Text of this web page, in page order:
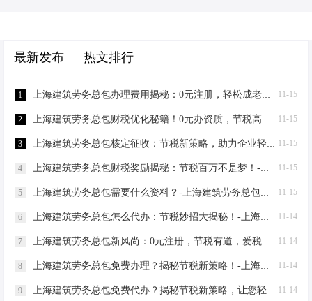
最新发布 热文排行
11-15
1 上海建筑劳务总包办理费用揭秘：0元注册，轻松成老板！-上海建筑劳务总包办理费用
11-15
2 上海建筑劳务总包财税优化秘籍！0元办资质，节税高达80%-上海建筑劳务总包财税优化
11-15
3 上海建筑劳务总包核定征收：节税新策略，助力企业轻装上阵！-上海建筑劳务总包核定征收
11-15
4 上海建筑劳务总包财税奖励揭秘：节税百万不是梦！-上海建筑劳务总包财税奖励
11-15
5 上海建筑劳务总包需要什么资料？-上海建筑劳务总包需要什么资料
11-14
6 上海建筑劳务总包怎么代办：节税妙招大揭秘！-上海建筑劳务总包怎么代办
11-14
7 上海建筑劳务总包新风尚：0元注册，节税有道，爱税宝助力企业轻装上阵！-上海建筑劳务总包需要到场吗？
11-14
8 上海建筑劳务总包免费办理？揭秘节税新策略！-上海建筑劳务总包免费办理吗？
11-14
9 上海建筑劳务总包免费代办？揭秘节税新策略，让您轻松成老板！-上海建筑劳务总包免费代办吗？